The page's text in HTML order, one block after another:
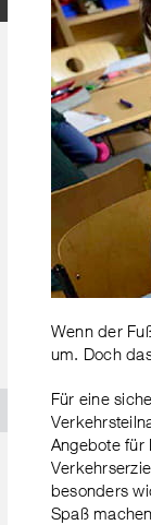
Wenn der
um. Doch
Für eine
Angebote für
besonders
Spaß